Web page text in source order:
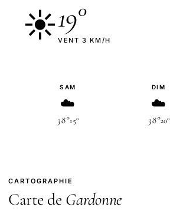
☀️19°
VENT 3 KM/H
SAM
☁️
38°15°
DIM
☁️
38°20°
CARTOGRAPHIE
Carte de Gardonne